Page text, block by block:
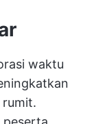
waktu
rumit.